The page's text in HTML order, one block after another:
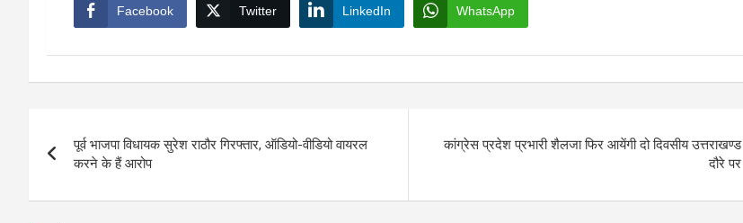
Facebook Twitter LinkedIn WhatsApp
navigation
पूर्व भाजपा विधायक सुरेश राठौर गिरफ्तार, ऑडियो-वीडियो वायरल
करने के हैं आरोप
कांग्रेस प्रदेश प्रभारी शैलजा फिर आयेंगी दो दिवसीय उत्तराखण्ड
दौरे पर